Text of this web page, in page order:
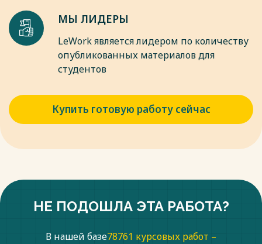
МЫ ЛИДЕРЫ
LeWork является лидером по количеству
опубликованных материалов для
студентов
Купить готовую работу сейчас
НЕ ПОДОШЛА ЭТА РАБОТА?
В нашей базе78761 курсовых работ –